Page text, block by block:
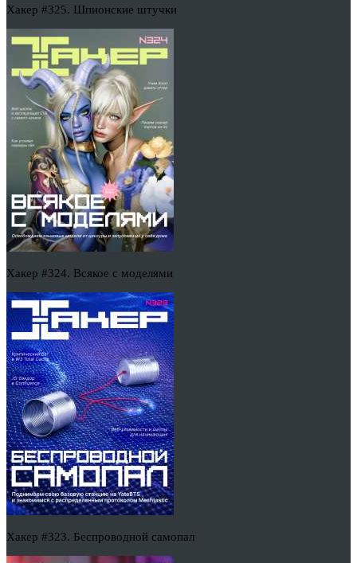
Хакер #325. Шпионские штучки
Хакер #324. Всякое с моделями
Хакер #323. Беспроводной самопал